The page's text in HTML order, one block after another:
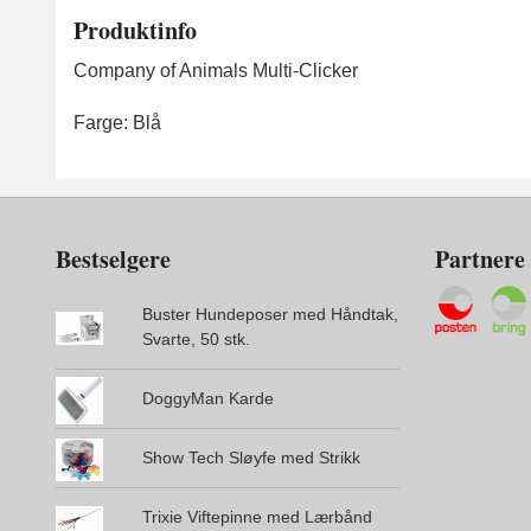
Produktinfo
Company of Animals Multi-Clicker
Farge: Blå
Bestselgere
Buster Hundeposer med Håndtak,
Svarte, 50 stk.
DoggyMan Karde
Show Tech Sløyfe med Strikk
Trixie Viftepinne med Lærbånd
Partnere